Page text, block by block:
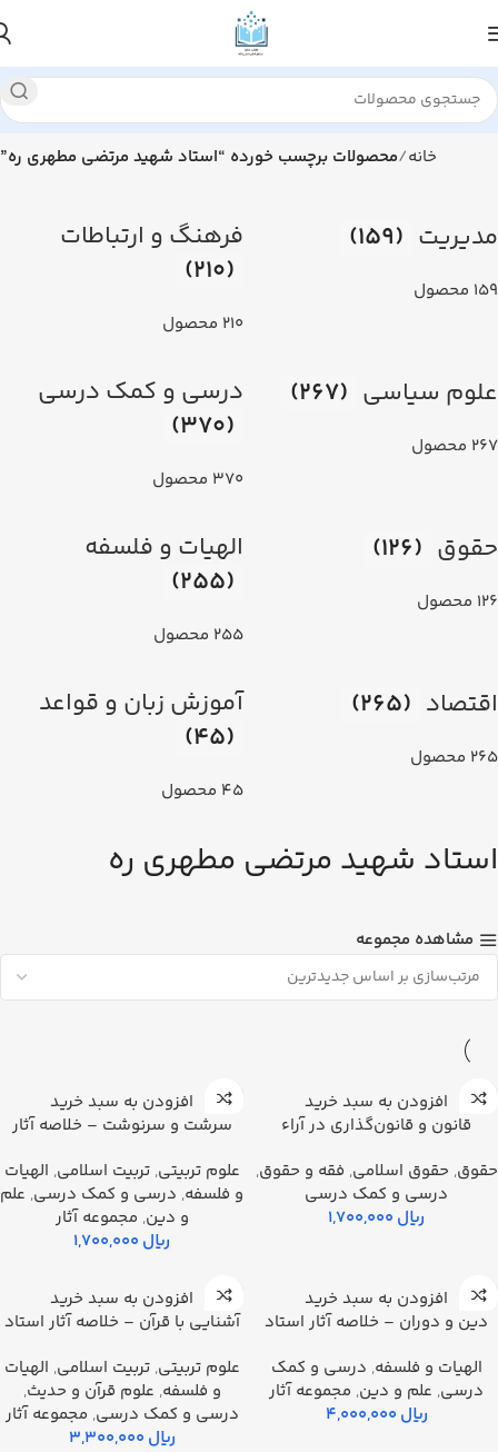
خانه محصولات برچسب خورده “استاد شهيد مرتضي مطهري ره”
مديريت (159)
159 محصول
فرهنگ و ارتباطات
(210)
210 محصول
علوم سياسي (267)
267 محصول
درسي و كمك درسي
(370)
370 محصول
حقوق (126)
126 محصول
الهیات و فلسفه
(255)
255 محصول
اقتصاد (265)
265 محصول
آموزش زبان و قواعد
(45)
45 محصول
استاد شهيد مرتضي مطهري ره
مشاهده مجموعه
افزودن به سبد خرید
قانون و قانون‌گذاری در آراء
حقوق, حقوق اسلامی, فقه و حقوق,
درسي و كمك درسي
ریال
افزودن به سبد خرید
سرشت و سرنوشت – خلاصه آثار
علوم تربیتی,تربیت اسلامی, الهیات
و فلسفه, درسي و كمك درسي, علم
و دین, مجموعه آثار
ریال
افزودن به سبد خرید
دين و دوران – خلاصه آثار استاد
الهیات و فلسفه, درسي و كمك
درسي, علم و دین, مجموعه آثار
ریال
افزودن به سبد خرید
آشنايي با قرآن – خلاصه آثار استاد
علوم تربیتی,تربیت اسلامی, الهیات
و فلسفه, علوم قرآن و حدیث,
درسي و كمك درسي, مجموعه آثار
ریال